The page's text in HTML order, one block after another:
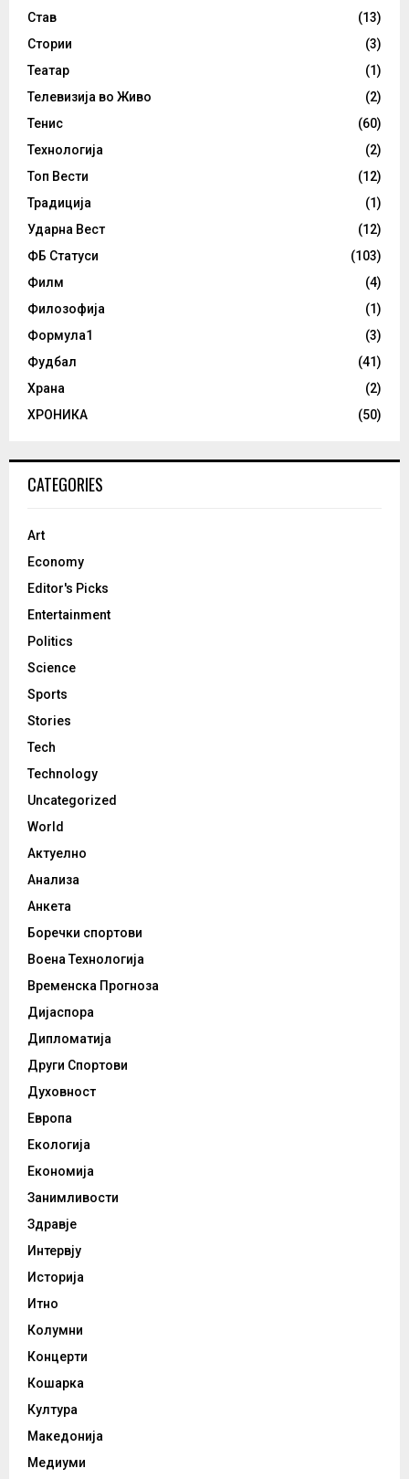
Став
(13)
Стории
(3)
Театар
(1)
Телевизија во Живо
(2)
Тенис
(60)
Технологија
(2)
Топ Вести
(12)
Традиција
(1)
Ударна Вест
(12)
ФБ Статуси
(103)
Филм
(4)
Филозофија
(1)
Формула1
(3)
Фудбал
(41)
Храна
(2)
ХРОНИКА
(50)
CATEGORIES
Art
Economy
Editor's Picks
Entertainment
Politics
Science
Sports
Stories
Tech
Technology
Uncategorized
World
Актуелно
Анализа
Анкета
Боречки спортови
Воена Технологија
Временска Прогноза
Дијаспора
Дипломатија
Други Спортови
Духовност
Европа
Екологија
Економија
Занимливости
Здравје
Интервју
Историја
Итно
Колумни
Концерти
Кошарка
Култура
Македонија
Медиуми